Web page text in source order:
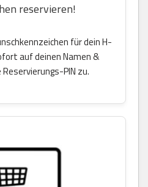
reservieren!
für dein H-
auf deinen Namen &
PIN zu.